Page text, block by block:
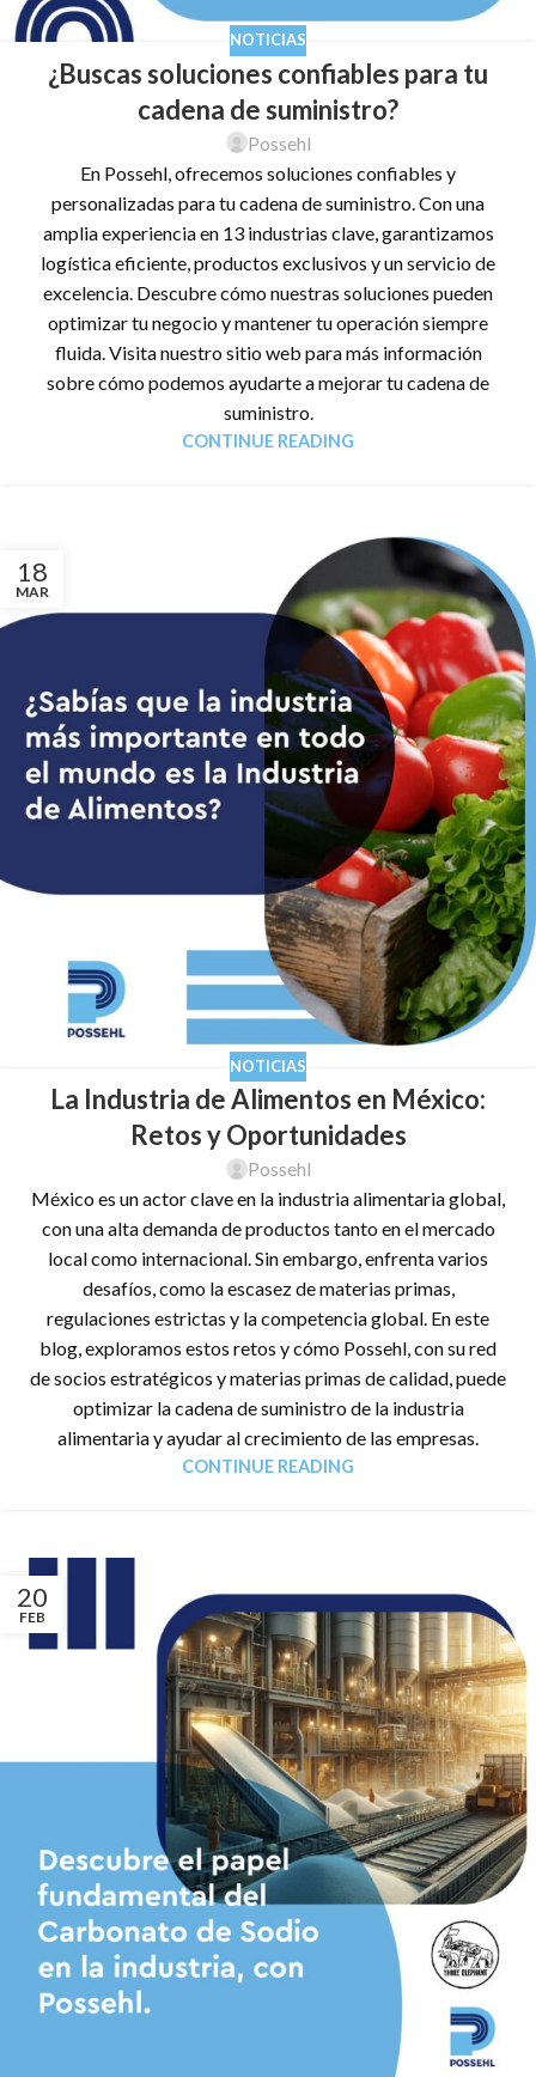
NOTICIAS
¿Buscas soluciones confiables para tu
cadena de suministro?
Possehl
En Possehl, ofrecemos soluciones confiables y
personalizadas para tu cadena de suministro. Con una
amplia experiencia en 13 industrias clave, garantizamos
logística eficiente, productos exclusivos y un servicio de
excelencia. Descubre cómo nuestras soluciones pueden
optimizar tu negocio y mantener tu operación siempre
fluida. Visita nuestro sitio web para más información
sobre cómo podemos ayudarte a mejorar tu cadena de
suministro.
CONTINUE READING
18
MAR
NOTICIAS
La Industria de Alimentos en México:
Retos y Oportunidades
Possehl
México es un actor clave en la industria alimentaria global,
con una alta demanda de productos tanto en el mercado
local como internacional. Sin embargo, enfrenta varios
desafíos, como la escasez de materias primas,
regulaciones estrictas y la competencia global. En este
blog, exploramos estos retos y cómo Possehl, con su red
de socios estratégicos y materias primas de calidad, puede
optimizar la cadena de suministro de la industria
alimentaria y ayudar al crecimiento de las empresas.
CONTINUE READING
20
FEB